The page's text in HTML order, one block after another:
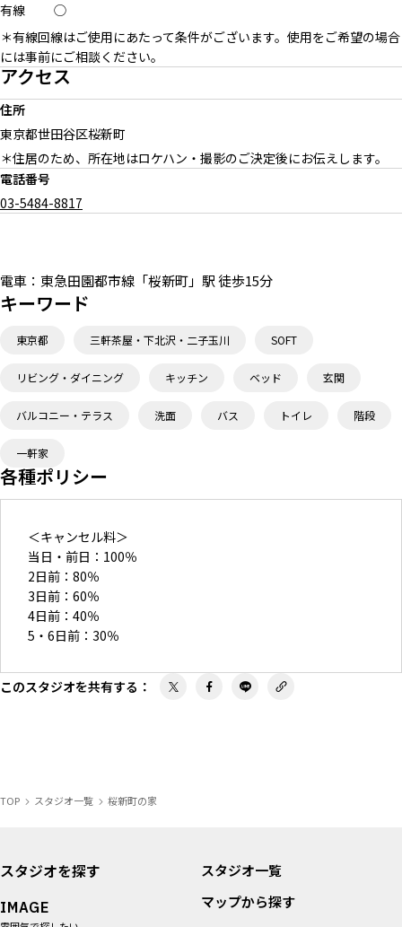
3F 廊下
有線
◯
＊有線回線はご使用にあたって条件がございます。使用をご希望の場合
には事前にご相談ください。
アクセス
住所
東京都世田谷区桜新町
＊住居のため、所在地はロケハン・撮影のご決定後にお伝えします。
電話番号
03-5484-8817
電車： 東急田園都市線「桜新町」駅 徒歩15分
キーワード
東京都 三軒茶屋・下北沢・二子玉川 SOFT
リビング・ダイニング キッチン ベッド 玄関
バルコニー・テラス 洗面 バス トイレ 階段
一軒家
各種ポリシー
＜キャンセル料＞
当日・前日：100％
2日前：80％
3日前：60％
4日前：40％
5・6日前：30％
このスタジオを共有する ：
TOP スタジオ一覧 桜新町の家
スタジオを探す
IMAGE
スタジオ一覧
マップから探す